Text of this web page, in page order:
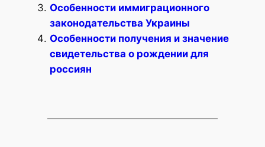
Особенности иммиграционного
законодательства Украины
Особенности получения и значение
свидетельства о рождении для
россиян